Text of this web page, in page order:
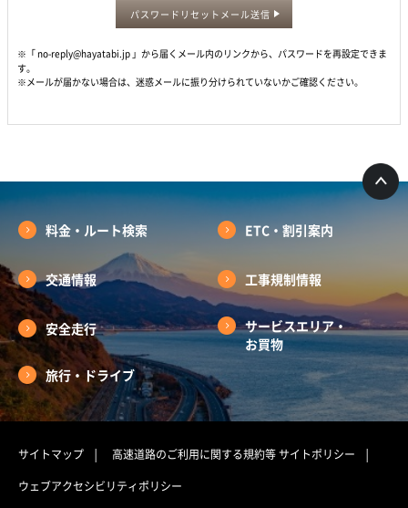
パスワードリセットメール送信
※「 no-reply@hayatabi.jp 」から届くメール内のリンクから、パスワードを再設定できま
す。
※メールが届かない場合は、迷惑メールに振り分けられていないかご確認ください。
料金・ルート検索 ETC・割引案内
交通情報 工事規制情報
安全走行
サービスエリア・
お買物
旅行・ドライブ
サイトマップ 高速道路のご利用に関する規約等サイトポリシー
ウェブアクセシビリティポリシー